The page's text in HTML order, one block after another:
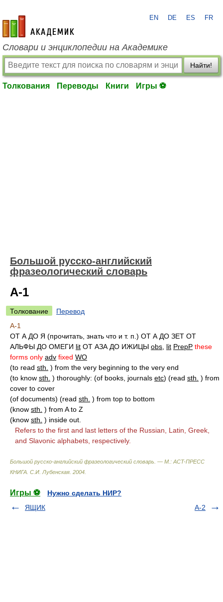
academic.ru
EN DE ES FR
Словари и энциклопедии на Академике
Найти!
Толкования Переводы Книги Игры ⚽
Большой русско-английский
фразеологический словарь
А-1
Толкование
Перевод
А-1
ОТ А ДО Я (прочитать, знать что и т. п.) ОТ А ДО ЗЕТ ОТ
АЛЬФЫ ДО ОМЕГИ lit ОТ АЗА ДО ИЖИЦЫ obs lit PrepP these
forms only adv fixed WO
(to read sth. ) from the very beginning to the very end
(to know sth. ) thoroughly: (of books, journals etc) (read sth. ) from
cover to cover
(of documents) (read sth. ) from top to bottom
(know sth. ) from A to Z
(know sth. ) inside out.
Refers to the first and last letters of the Russian, Latin, Greek,
and Slavonic alphabets, respectively.
Большой русско-английский фразеологический словарь. — М.: ACT-ПРЕСС
КНИГА С.И. Лубенская 2004
Игры ⚽
Нужно сделать НИР?
ЯЩИК
А-2